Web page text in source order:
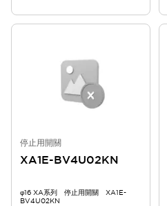
停止用開關
XA1E-BV4U02KN
φ16 XA系列 停止用開關 XA1E-
BV4U02KN